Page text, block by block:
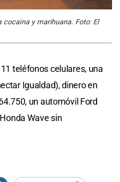
cocaína y marihuana. Foto: El
teléfonos celulares, una
Igualdad), dinero en
un automóvil Ford
Wave sin